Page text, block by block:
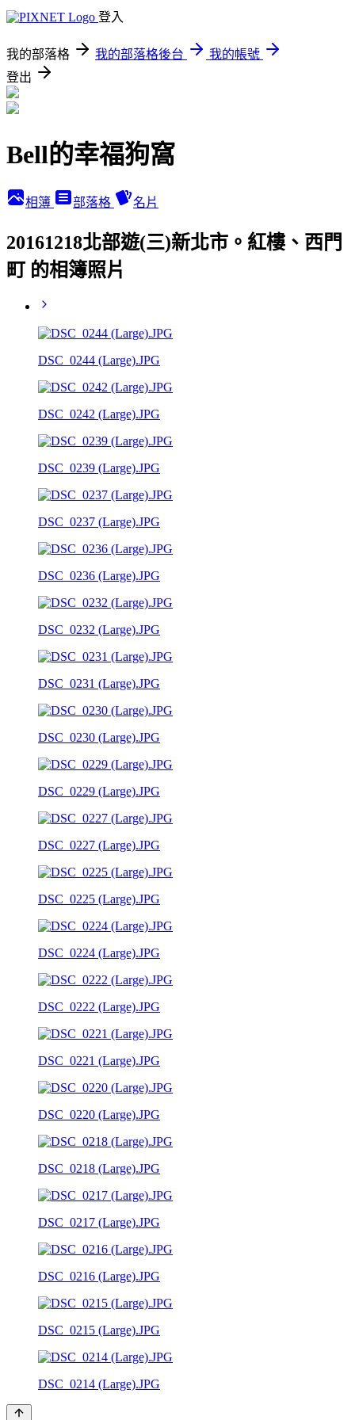
登入
我的部落格 我的部落格後台
我的帳號
登出
Bell的幸福狗窩
相簿 部落格 名片
20161218北部遊(三)新北市。紅樓、西門
町 的相簿照片
DSC_0244 (Large).JPG
DSC_0242 (Large).JPG
DSC_0239 (Large).JPG
DSC_0237 (Large).JPG
DSC_0236 (Large).JPG
DSC_0232 (Large).JPG
DSC_0231 (Large).JPG
DSC_0230 (Large).JPG
DSC_0229 (Large).JPG
DSC_0227 (Large).JPG
DSC_0225 (Large).JPG
DSC_0224 (Large).JPG
DSC_0222 (Large).JPG
DSC_0221 (Large).JPG
DSC_0220 (Large).JPG
DSC_0218 (Large).JPG
DSC_0217 (Large).JPG
DSC_0216 (Large).JPG
DSC_0215 (Large).JPG
DSC_0214 (Large).JPG